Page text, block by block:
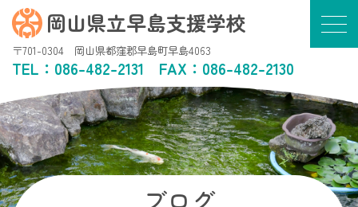
岡山県立早島支援学校
〒701-0304 岡山県都窪郡早島町早島4063
TEL： 086-482-2131 FAX：086-482-2130
ブログ